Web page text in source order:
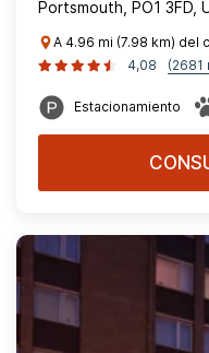
Portsmouth, PO1 3FD,
A 4.96 mi (7.98 km) del
4,08
(2681
Estacionamiento